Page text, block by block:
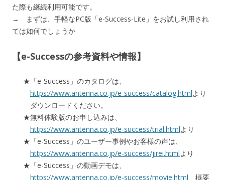
た際も継続利用可能です。
→ まずは、手軽なPC版「e-Success-Lite」をお試し利用され
ては如何でしょうか
【e-Successの参考資料や情報】
「e-Success」のカタログは、
https://www.antenna.co.jp/e-success/catalog.htmlより
ダウンロードください。
無料体験版のお申し込みは、
https://www.antenna.co.jp/e-success/trial.htmlより
「e-Success」のユーザー事例やお客様の声は、
https://www.antenna.co.jp/e-success/jirei.htmlより
「e-Success」の動画デモは、
https://www.antenna.co.jp/e-success/movie.html 概要